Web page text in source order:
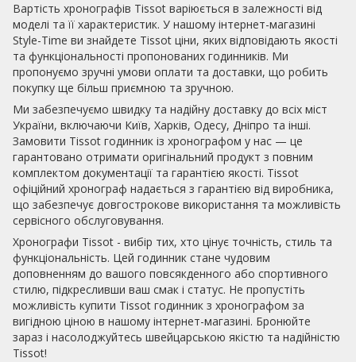
Вартість хронографів Tissot варіюється в залежності від
моделі та її характеристик. У нашому інтернет-магазині
Style-Time ви знайдете Tissot ціни, яких відповідають якості
та функціональності пропонованих годинників. Ми
пропонуємо зручні умови оплати та доставки, що робить
покупку ще більш приємною та зручною.
Ми забезпечуємо швидку та надійну доставку до всіх міст
України, включаючи Київ, Харків, Одесу, Дніпро та інші.
Замовити Tissot годинник із хронографом у нас — це
гарантовано отримати оригінальний продукт з повним
комплектом документації та гарантією якості. Tissot
офіційний хронограф надається з гарантією від виробника,
що забезпечує довгострокове використання та можливість
сервісного обслуговування.
Хронографи Tissot - вибір тих, хто цінує точність, стиль та
функціональність. Цей годинник стане чудовим
доповненням до вашого повсякденного або спортивного
стилю, підкресливши ваш смак і статус. Не пропустіть
можливість купити Tissot годинник з хронографом за
вигідною ціною в нашому інтернет-магазині. Бронюйте
зараз і насолоджуйтесь швейцарською якістю та надійністю
Tissot!